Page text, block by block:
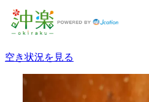
空き状況を見る